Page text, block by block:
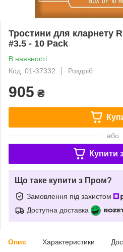
Тростини для кларнету
#3.5 - 10 Pack
В наявності
Код: 01-37332
Роздріб
905 ₴
або
Купити
Що таке купити з Пром?
Замовлення під захистом
Доступна доставка
Опис Характеристики